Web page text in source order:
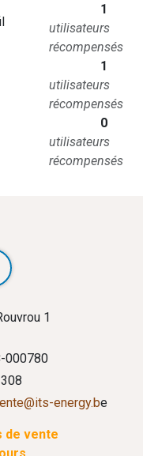
1
utilisateurs
récompensés
1
utilisateurs
récompensés
0
utilisateurs
récompensés
1
000780
energy.be
de vente